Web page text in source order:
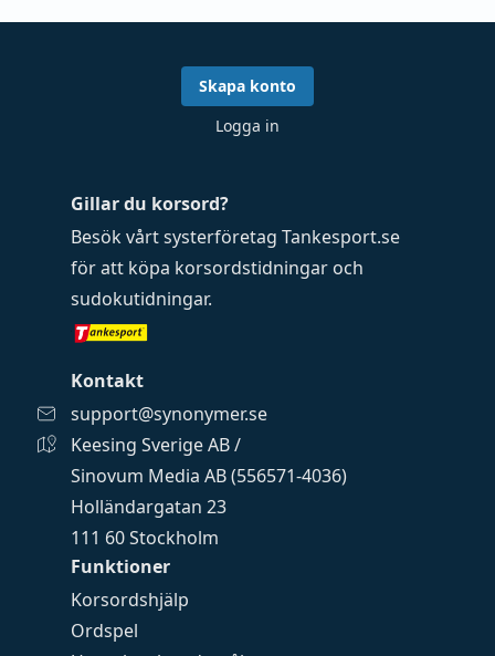
Funktioner
Korsordshjälp
Ordspel
Gillar du korsord?
Besök vårt systerföretag Tankesport.se
för att köpa korsordstidningar och
sudokutidningar.
Kontakt
support@synonymer.se
Keesing Sverige AB /
Sinovum Media AB (556571-4036)
Holländargatan 23
111 60 Stockholm
Skapa konto
Logga in